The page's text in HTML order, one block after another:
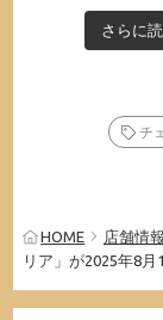
さらに
チ
HOME 店舗情報
リア」が2025年8月